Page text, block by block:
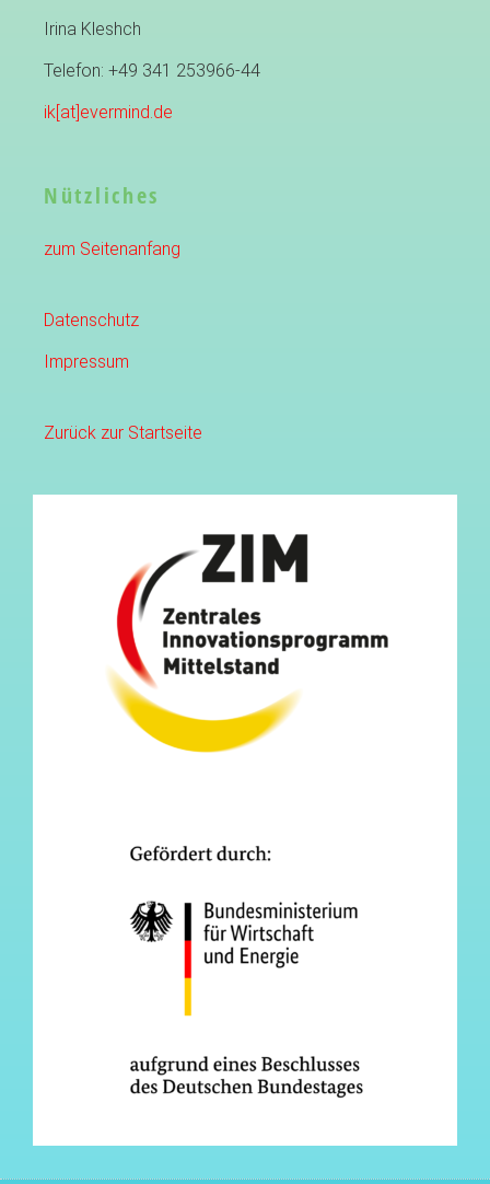
Irina Kleshch
Telefon: +49 341 253966-44
ik[at]evermind.de
Nützliches
zum Seitenanfang
Datenschutz
Impressum
Zurück zur Startseite